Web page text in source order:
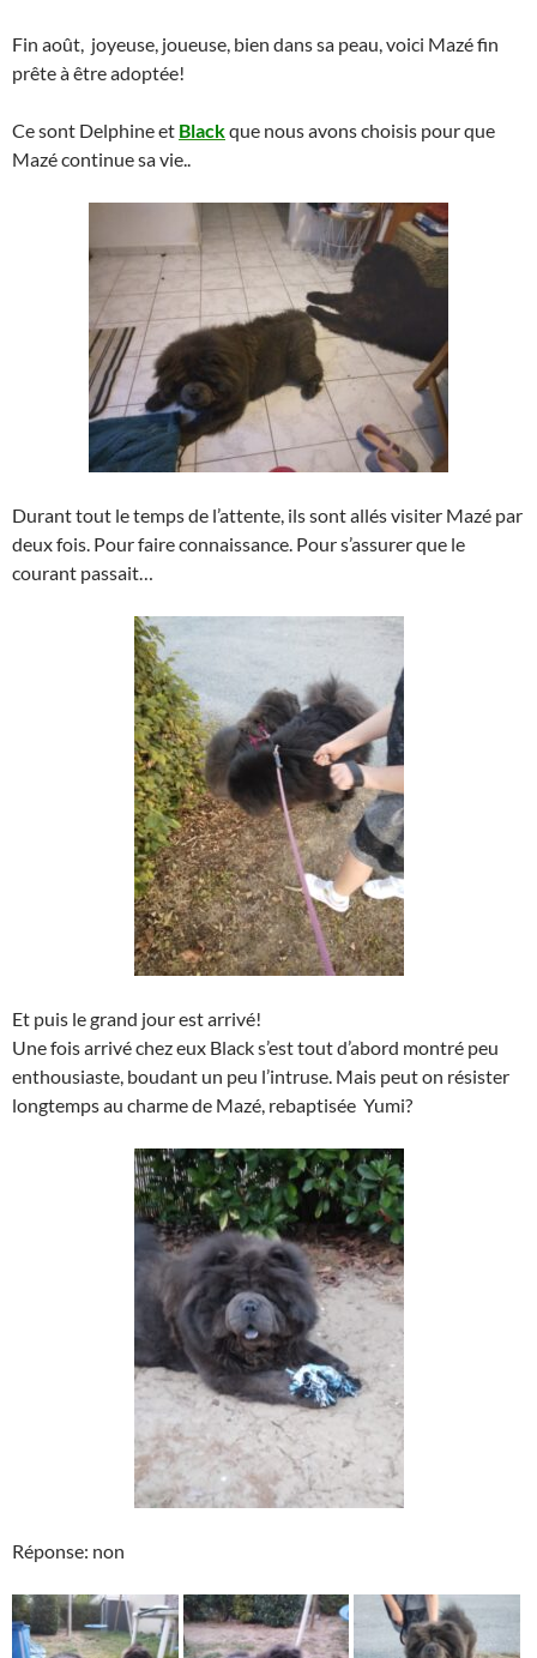
Fin août, joyeuse, joueuse, bien dans sa peau, voici Mazé fin
prête à être adoptée!
Ce sont Delphine et Blackque nous avons choisis pour que
Mazé continue sa vie..
Durant tout le temps de l’attente, ils sont allés visiter Mazé par
deux fois. Pour faire connaissance. Pour s’assurer que le
courant passait…
Et puis le grand jour est arrivé!
Une fois arrivé chez eux Black s’est tout d’abord montré peu
enthousiaste, boudant un peu l’intruse. Mais peut on résister
longtemps au charme de Mazé, rebaptisée Yumi?
Réponse: non